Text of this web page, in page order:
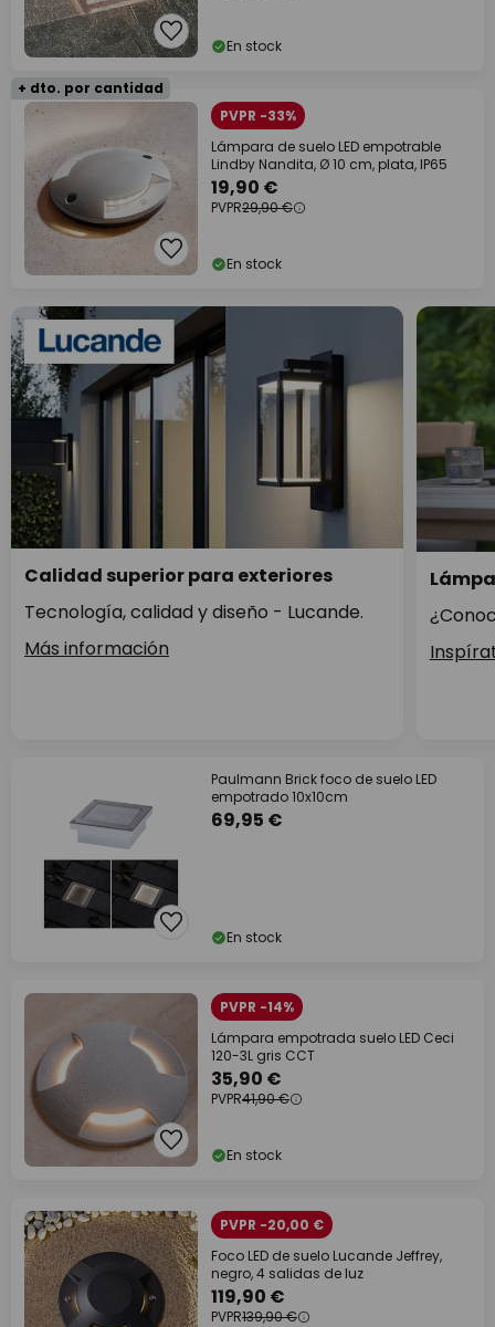
En stock
+ dto. por cantidad
PVPR -33%
Lámpara de suelo LED empotrable
Lindby Nandita, Ø 10 cm, plata, IP65
19,90 €
PVPR29,90 €
En stock
Calidad superior para exteriores
Tecnología, calidad y diseño - Lucande.
Más información
Paulmann Brick foco de suelo LED
empotrado 10x10cm
69,95 €
En stock
PVPR -14%
Lámpara empotrada suelo LED Ceci
120-3L gris CCT
35,90 €
PVPR41,90 €
En stock
PVPR -20,00 €
Foco LED de suelo Lucande Jeffrey,
negro, 4 salidas de luz
119,90 €
PVPR139,90 €